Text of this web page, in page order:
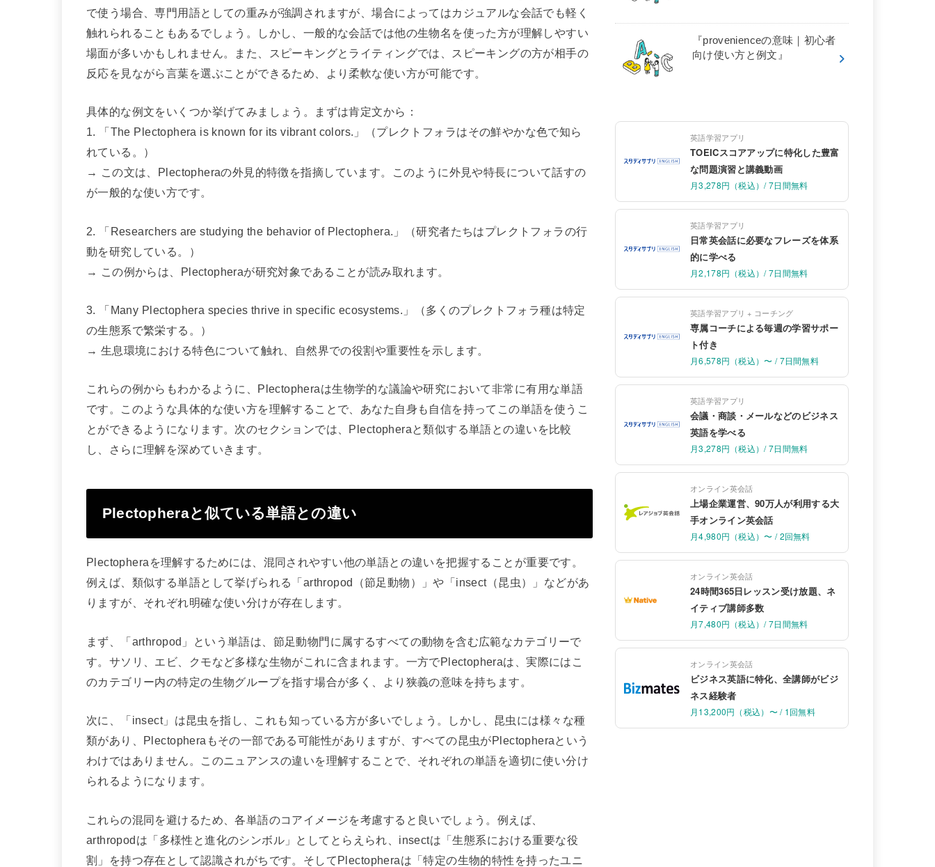
で使う場合、専門用語としての重みが強調されますが、場合によってはカジュアルな会話でも軽く
触れられることもあるでしょう。しかし、一般的な会話では他の生物名を使った方が理解しやすい
場面が多いかもしれません。また、スピーキングとライティングでは、スピーキングの方が相手の
反応を見ながら言葉を選ぶことができるため、より柔軟な使い方が可能です。
具体的な例文をいくつか挙げてみましょう。まずは肯定文から：
1. 「The Plectophera is known for its vibrant colors.」（プレクトフォラはその鮮やかな色で知ら
れている。）
→ この文は、Plectopheraの外見的特徴を指摘しています。このように外見や特長について話すの
が一般的な使い方です。
2. 「Researchers are studying the behavior of Plectophera.」（研究者たちはプレクトフォラの行
動を研究している。）
→ この例からは、Plectopheraが研究対象であることが読み取れます。
3. 「Many Plectophera species thrive in specific ecosystems.」（多くのプレクトフォラ種は特定
の生態系で繁栄する。）
→ 生息環境における特色について触れ、自然界での役割や重要性を示します。
これらの例からもわかるように、Plectopheraは生物学的な議論や研究において非常に有用な単語
です。このような具体的な使い方を理解することで、あなた自身も自信を持ってこの単語を使うこ
とができるようになります。次のセクションでは、Plectopheraと類似する単語との違いを比較
し、さらに理解を深めていきます。
Plectopheraと似ている単語との違い
Plectopheraを理解するためには、混同されやすい他の単語との違いを把握することが重要です。
例えば、類似する単語として挙げられる「arthropod（節足動物）」や「insect（昆虫）」などがあ
りますが、それぞれ明確な使い分けが存在します。
まず、「arthropod」という単語は、節足動物門に属するすべての動物を含む広範なカテゴリーで
す。サソリ、エビ、クモなど多様な生物がこれに含まれます。一方でPlectopheraは、実際にはこ
のカテゴリー内の特定の生物グループを指す場合が多く、より狭義の意味を持ちます。
次に、「insect」は昆虫を指し、これも知っている方が多いでしょう。しかし、昆虫には様々な種
類があり、Plectopheraもその一部である可能性がありますが、すべての昆虫がPlectopheraという
わけではありません。このニュアンスの違いを理解することで、それぞれの単語を適切に使い分け
られるようになります。
これらの混同を避けるため、各単語のコアイメージを考慮すると良いでしょう。例えば、
arthropodは「多様性と進化のシンボル」としてとらえられ、insectは「生態系における重要な役
割」を持つ存在として認識されがちです。そしてPlectopheraは「特定の生物的特性を持ったユニ
『provenienceの意味｜初心者
向け使い方と例文』
英語学習アプリ
TOEICスコアアップに特化した豊富
な問題演習と講義動画
月3,278円（税込）/ 7日間無料
英語学習アプリ
日常英会話に必要なフレーズを体系
的に学べる
月2,178円（税込）/ 7日間無料
英語学習アプリ + コーチング
専属コーチによる毎週の学習サポー
ト付き
月6,578円（税込）〜 / 7日間無料
英語学習アプリ
会議・商談・メールなどのビジネス
英語を学べる
月3,278円（税込）/ 7日間無料
オンライン英会話
上場企業運営、90万人が利用する大
手オンライン英会話
月4,980円（税込）〜 / 2回無料
オンライン英会話
24時間365日レッスン受け放題、ネ
イティブ講師多数
月7,480円（税込）/ 7日間無料
オンライン英会話
ビジネス英語に特化、全講師がビジ
ネス経験者
月13,200円（税込）〜 / 1回無料